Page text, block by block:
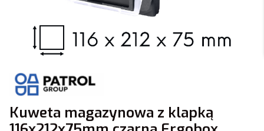
Kuweta magazynowa z klapką